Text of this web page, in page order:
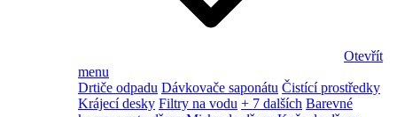
Otevřít
menu
Drtiče odpadu Dávkovače saponátu Čistící prostředky
Krájecí desky Filtry na vodu + 7 dalších Barevné